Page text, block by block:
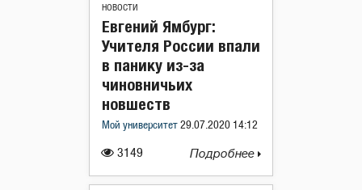
НОВОСТИ
3149
Евгений Ямбург:
Учителя России впали
в панику из-за
чиновничьих
новшеств
Мой университет 29.07.2020 14:12
Подробнее